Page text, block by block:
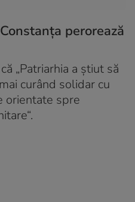
perorează
„Patriarhia a știut să
curând solidar cu
orientate spre